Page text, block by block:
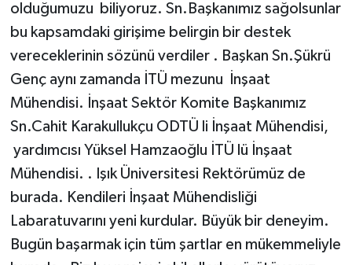
olduğumuzu biliyoruz. Sn.Başkanımız sağolsunlar
bu kapsamdaki girişime belirgin bir destek
vereceklerinin sözünü verdiler . Başkan Sn.Şükrü
Genç aynı zamanda İTÜ mezunu İnşaat
Mühendisi. İnşaat Sektör Komite Başkanımız
Sn.Cahit Karakullukçu ODTÜ li İnşaat Mühendisi,
yardımcısı Yüksel Hamzaoğlu İTÜ lü İnşaat
Mühendisi. . Işık Üniversitesi Rektörümüz de
burada. Kendileri İnşaat Mühendisliği
Labaratuvarını yeni kurdular. Büyük bir deneyim.
Bugün başarmak için tüm şartlar en mükemmeliyle